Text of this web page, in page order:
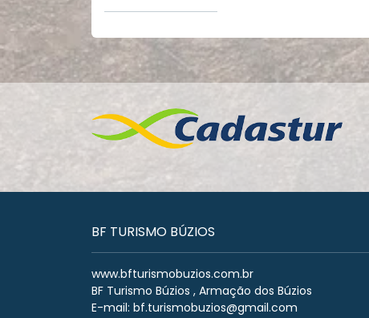
BF TURISMO BÚZIOS
www.bfturismobuzios.com.br
BF Turismo Búzios , Armação dos Búzios
E-mail: bf.turismobuzios@gmail.com